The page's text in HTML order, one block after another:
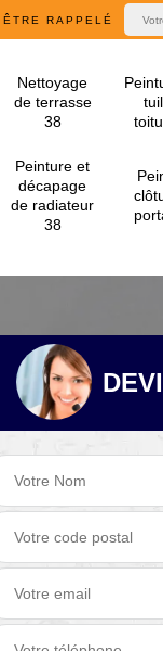
ÊTRE RAPPELÉ
Nettoyage
de terrasse
38
Peinture et
décapage
de radiateur
38
toiture